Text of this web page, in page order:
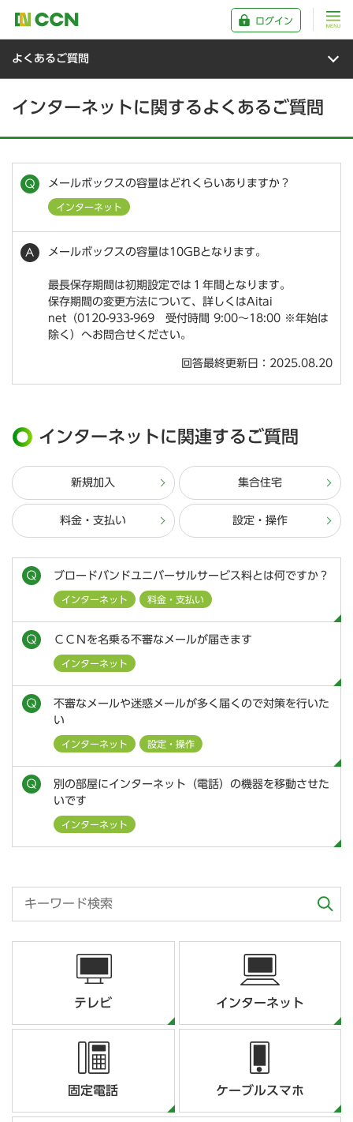
ログイン
よくあるご質問
インターネットに関するよくあるご質問
メールボックスの容量はどれくらいありますか？
インターネット
メールボックスの容量は10GBとなります。
最長保存期間は初期設定では１年間となります。
保存期間の変更方法について、詳しくはAitai
net（0120-933-969 受付時間 9:00～18:00 ※年始は
除く）へお問合せください。
回答最終更新日：2025.08.20
インターネットに関連するご質問
新規加入 集合住宅
料金・支払い 設定・操作
ブロードバンドユニバーサルサービス料とは何ですか？
インターネット 料金・支払い
ＣＣＮを名乗る不審なメールが届きます
インターネット
不審なメールや迷惑メールが多く届くので対策を行いた
い
インターネット 設定・操作
別の部屋にインターネット（電話）の機器を移動させた
いです
インターネット
テレビ インターネット
固定電話 ケーブルスマホ